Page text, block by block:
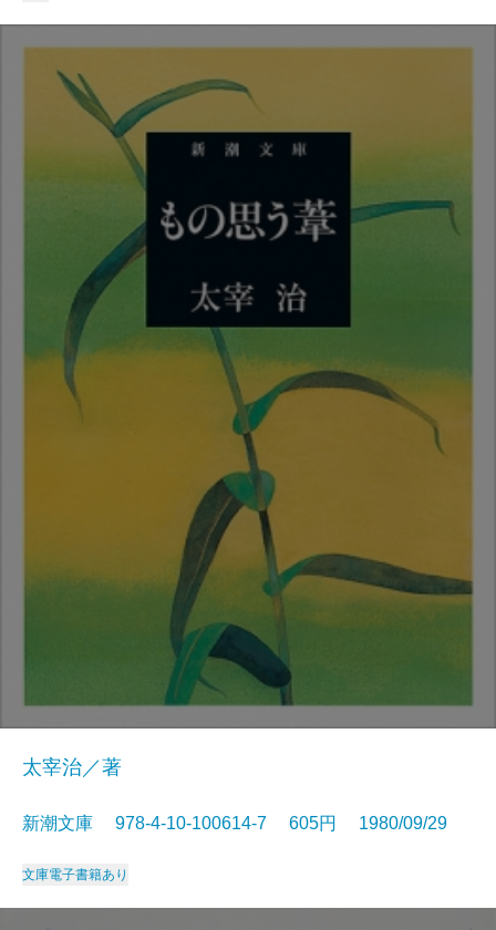
太宰治／著
新潮文庫 978-4-10-100614-7 605円 1980/09/29
文庫電子書籍あり